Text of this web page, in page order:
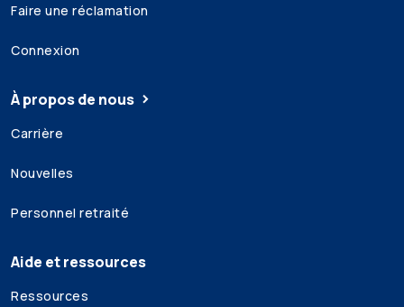
Faire une réclamation
Connexion
À propos de nous
Carrière
Nouvelles
Personnel retraité
Aide et ressources
Ressources